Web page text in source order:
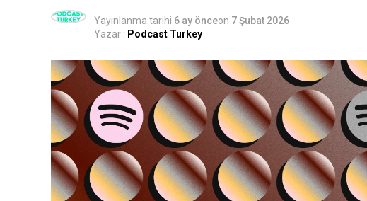
Yayınlanma tarihi 6 ay önceon 7 Şubat 2026
Yazar : Podcast Turkey